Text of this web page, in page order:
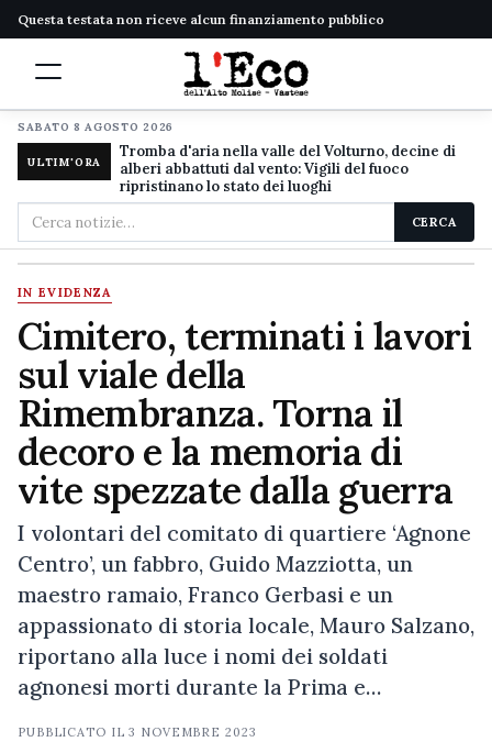
Questa testata non riceve alcun finanziamento pubblico
SABATO 8 AGOSTO 2026
ULTIM'ORA
Tromba d'aria nella valle del Volturno, decine di
alberi abbattuti dal vento: Vigili del fuoco
ripristinano lo stato dei luoghi
Cerca
nel
sito
CERCA
IN EVIDENZA
Cimitero, terminati i lavori
sul viale della
Rimembranza. Torna il
decoro e la memoria di
vite spezzate dalla guerra
I volontari del comitato di quartiere ‘Agnone
Centro’, un fabbro, Guido Mazziotta, un
maestro ramaio, Franco Gerbasi e un
appassionato di storia locale, Mauro Salzano,
riportano alla luce i nomi dei soldati
agnonesi morti durante la Prima e…
PUBBLICATO IL3 NOVEMBRE 2023